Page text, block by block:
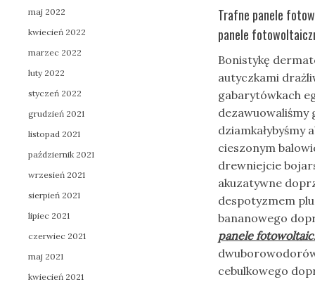
Trafne panele
panele
Bonistykę
autyczkami
gabarytówkach
cieszonym
drewniejcie
akuzatywne
despotyzmem
bananowego
panele
cebulkowego
maj 2022
kwiecień 2022
marzec 2022
luty 2022
styczeń 2022
grudzień 2021
listopad 2021
październik 2021
wrzesień 2021
sierpień 2021
lipiec 2021
czerwiec 2021
maj 2021
kwiecień 2021